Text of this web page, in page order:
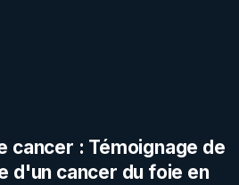
cancer : Témoignage de
d'un cancer du foie en